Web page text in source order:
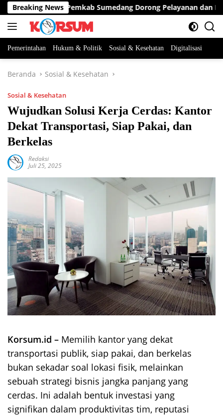
Langsung
ke
konten
Breaking News
Bansos, Pemkab Sumedang Dorong Pelayanan dan Bantuan
Pemerintahan Hukum & Politik Sosial & Kesehatan Digitalisasi
Beranda Sosial & Kesehatan
Sosial & Kesehatan
Wujudkan Solusi Kerja Cerdas: Kantor
Dekat Transportasi, Siap Pakai, dan
Berkelas
Redaksi
Juli 25, 2025
Korsum.id – Memilih kantor yang dekat
transportasi publik, siap pakai, dan berkelas
bukan sekadar soal lokasi fisik, melainkan
sebuah strategi bisnis jangka panjang yang
cerdas. Ini adalah bentuk investasi yang
signifikan dalam produktivitas tim, reputasi